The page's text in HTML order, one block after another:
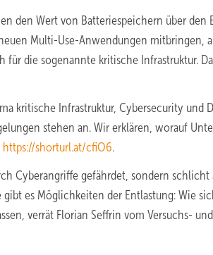
den Wert von Batteriespeichern über den
Multi-­Use-Anwendungen mitbringen,
die sogenannte kritische Infrastruktur.
kritische Infrastruktur, Cybersecurity
stehen an. Wir erklären, worauf
https://shorturl.at/cfiO6.
Cyberangriffe gefährdet, sondern schlicht
es Möglichkeiten der Entlastung: Wie
verrät Florian Seffrin vom Versuchs-